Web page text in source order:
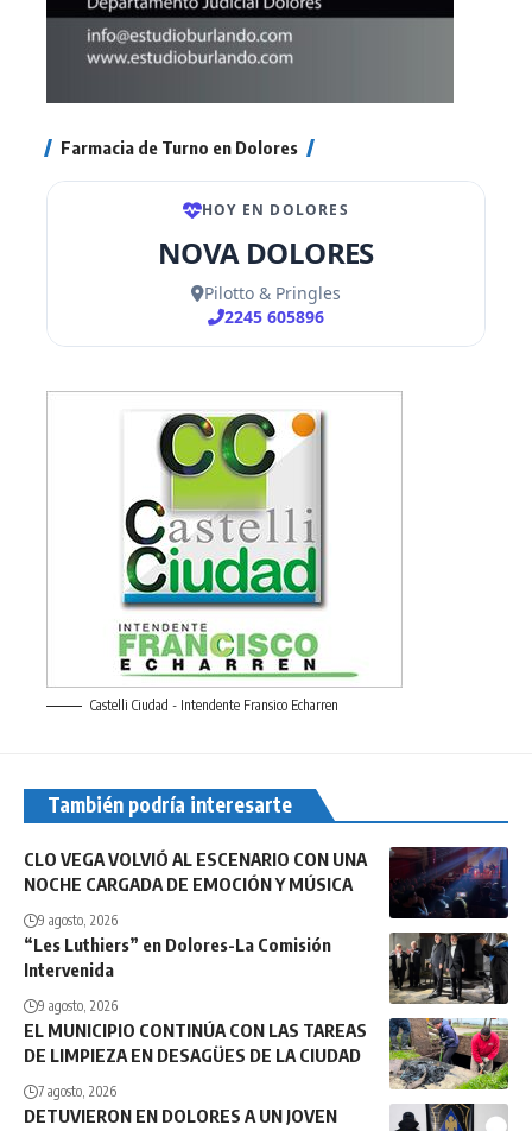
Farmacia de Turno en Dolores
Castelli Ciudad - Intendente Fransico Echarren
También podría interesarte
CLO VEGA VOLVIÓ AL ESCENARIO CON UNA
NOCHE CARGADA DE EMOCIÓN Y MÚSICA
9 agosto, 2026
“Les Luthiers” en Dolores-La Comisión
Intervenida
9 agosto, 2026
EL MUNICIPIO CONTINÚA CON LAS TAREAS
DE LIMPIEZA EN DESAGÜES DE LA CIUDAD
7 agosto, 2026
DETUVIERON EN DOLORES A UN JOVEN